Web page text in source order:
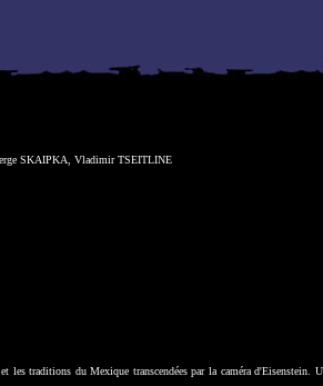
SKAIPKA, Vladimir TSEITLINE
les traditions du Mexique transcendées par la caméra d'Eisenstein.